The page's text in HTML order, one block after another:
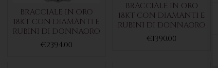
BRACCIALE IN ORO
18KT CON DIAMANTI E
RUBINI DI DONNAORO
€2394.00
BRACCIALE IN ORO
18KT CON DIAMANTI E
RUBINI DI DONNAORO
€1390.00